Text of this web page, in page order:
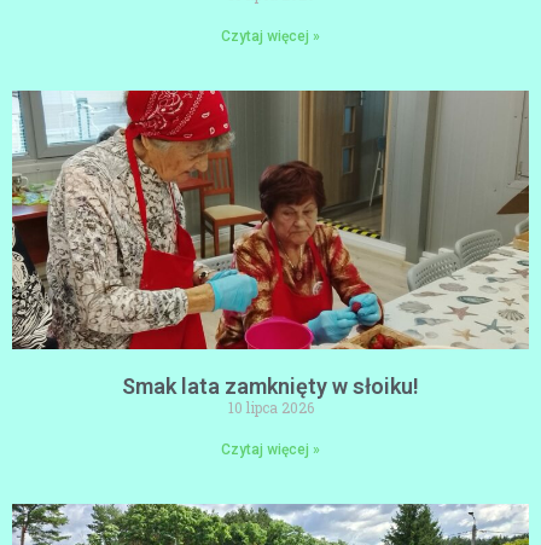
Czytaj więcej »
Smak lata zamknięty w słoiku!
10 lipca 2026
Czytaj więcej »